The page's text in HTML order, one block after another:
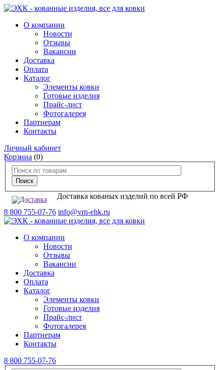
О компании
Новости
Отзывы
Вакансии
Доставка
Оплата
Каталог
Элементы ковки
Готовые изделия
Прайс-лист
Фотогалерея
Партнерам
Контакты
Личный кабинет
Корзина (0)
Доставка кованых изделий по всей РФ
8 800 755-07-76 info@vrn-ehk.ru
О компании
Новости
Отзывы
Вакансии
Доставка
Оплата
Каталог
Элементы ковки
Готовые изделия
Прайс-лист
Фотогалерея
Партнерам
Контакты
8 800 755-07-76